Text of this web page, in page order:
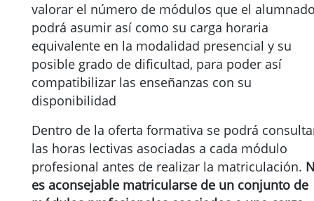
valorar el número de módulos que el
podrá asumir así como su carga horaria
equivalente en la modalidad presencial y su
posible grado de dificultad, para poder así
compatibilizar las enseñanzas con su
disponibilidad
Dentro de la oferta formativa se podrá
las horas lectivas asociadas a cada módulo
profesional antes de realizar la matriculación.
es aconsejable matricularse de un conjunto de